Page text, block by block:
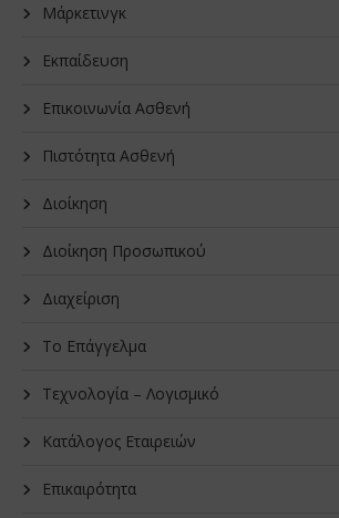
Μάρκετινγκ
Εκπαίδευση
Επικοινωνία Ασθενή
Πιστότητα Ασθενή
Διοίκηση
Διοίκηση Προσωπικού
Διαχείριση
Το Επάγγελμα
Τεχνολογία – Λογισμικό
Κατάλογος Εταιρειών
Επικαιρότητα